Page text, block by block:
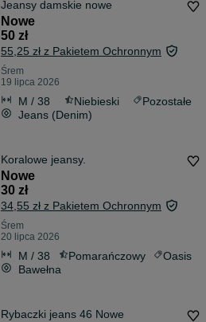
Jeansy damskie nowe
Nowe
50 zł
55,25 zł z Pakietem Ochronnym
Śrem
19 lipca 2026
M / 38 Niebieski
Pozostałe
Jeans (Denim)
Koralowe jeansy.
Nowe
30 zł
34,55 zł z Pakietem Ochronnym
Śrem
20 lipca 2026
M / 38 Pomarańczowy
Oasis
Bawełna
Rybaczki jeans 46 Nowe